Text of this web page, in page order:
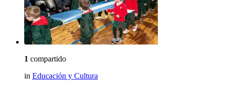
1 compartido
in Educación y Cultura